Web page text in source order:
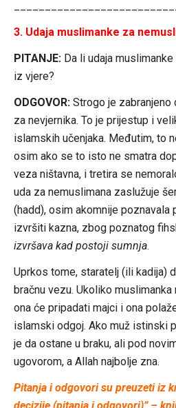
3. Udaja muslimanke za
PITANJE:Da li udaja
iz vjere?
ODGOVOR: Strogo je zabranjeno
za nevjernika. To je prijestup i
islamskih učenjaka. Međutim, to
osim ako se to isto ne smatra
veza ništavna, i tretira se
uda za nemuslimana zaslužuje
(hadd), osim akomnije poznavala
izvršiti kazna, zbog poznatog
izvršava kad postoji sumnja.
Uprkos tome, staratelj (ili kadija)
bračnu vezu. Ukoliko
ona će pripadati majci i ona
islamski odgoj. Ako muž istinski
je da ostane u braku, ali pod
ugovorom, a Allah najbolje zna.
Pitanja i odgovori su preuzeti iz
decizije (pitanja i odgovori)” –